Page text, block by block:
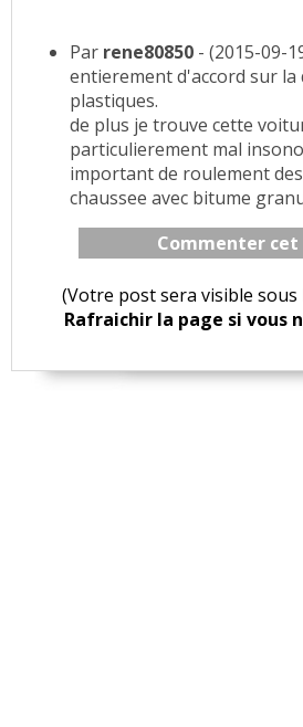
Par rene80850 - (2015-09-
entierement d'accord sur la
plastiques.
de plus je trouve cette
particulierement mal
important de roulement
chaussee avec bitume
Commenter cet
(Votre post sera visible sous
Rafraichir la page si vous